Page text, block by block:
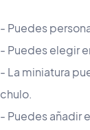
- Puedes
- Puedes elegir
- La miniatura
chulo.
- Puedes añadir